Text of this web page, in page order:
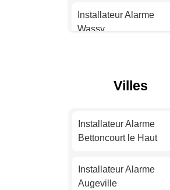
Montpellier
Installateur Alarme Lille
Installateur Alarme
Rennes
Installateur Alarme
Reims
Installateur Alarme
Wassy
Langres
Nogent
Villes
Installateur Alarme
Bettoncourt le Haut
Installateur Alarme
Augeville